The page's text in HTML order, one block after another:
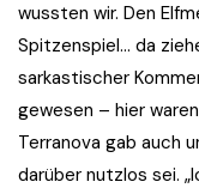
wussten wir. Den
Spitzenspiel… da
sarkastischer
gewesen – hier
Terranova gab auch
darüber nutzlos sei.